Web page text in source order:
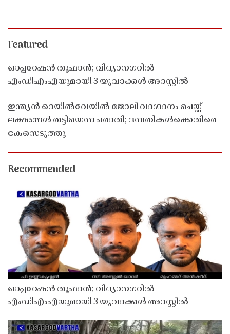
Featured
ഓപ്പറേഷൻ തൂഫാൻ; വിദ്യാനഗറിൽ
എംഡിഎംഎയുമായി 3 യുവാക്കൾ അറസ്റ്റിൽ
ഇന്ത്യൻ റെയിൽവേയിൽ ജോലി വാഗ്ദാനം ചെയ്ത്
ലക്ഷങ്ങൾ തട്ടിയെന്ന പരാതി; ദമ്പതികൾക്കെതിരെ
കേസെടുത്തു
Recommended
ഓപ്പറേഷൻ തൂഫാൻ; വിദ്യാനഗറിൽ
എംഡിഎംഎയുമായി 3 യുവാക്കൾ അറസ്റ്റിൽ